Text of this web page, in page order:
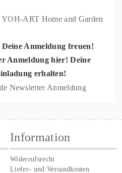
Anmeldung freuen!
Anmeldung hier! Deine
erhalten!
Information
Widerrufsrecht
Liefer- und Versandkosten